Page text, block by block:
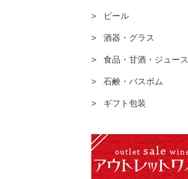
ビール
酒器・グラス
食品・甘酒・ジュース
石鹸・バスボム
ギフト包装